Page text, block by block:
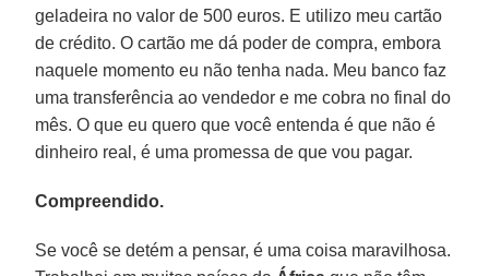
geladeira no valor de 500 euros. E utilizo meu cartão
de crédito. O cartão me dá poder de compra, embora
naquele momento eu não tenha nada. Meu banco faz
uma transferência ao vendedor e me cobra no final do
mês. O que eu quero que você entenda é que não é
dinheiro real, é uma promessa de que vou pagar.
Compreendido.
Se você se detém a pensar, é uma coisa maravilhosa.